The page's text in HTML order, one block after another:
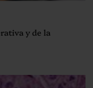
y de la